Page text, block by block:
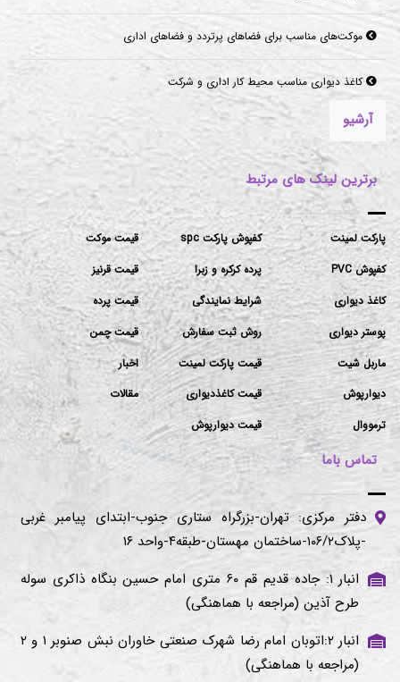
موکت‌های مناسب برای فضاهای پرتردد و فضاهای اداری
کاغذ دیواری مناسب محیط کار اداری و شرکت
آرشیو
برترین لینک های مرتبط
پارکت لمینت
کفپوش PVC
کاغذ دیواری
پوستر دیواری
ماربل شیت
دیوارپوش
ترمووال
کفپوش پارکت spc
پرده کرکره و زبرا
شرایط نمایندگی
روش ثبت سفارش
قیمت پارکت لمینت
قیمت کاغذدیواری
قیمت دیوارپوش
قیمت موکت
قیمت قرنیز
قیمت پرده
قیمت چمن
اخبار
مقالات
تماس باما
دفتر مرکزی: تهران-بزرگراه ستاری جنوب-ابتدای پیامبر غربی
-پلاک۱۰۶/۲-ساختمان مهستان-طبقه۴-واحد ۱۶
انبار ۱: جاده قدیم قم ۶۰ متری امام حسین بنگاه ذاکری سوله
طرح آذین (مراجعه با هماهنگی)
انبار ۲:اتوبان امام رضا شهرک صنعتی خاوران نبش صنوبر ۱ و ۲
(مراجعه با هماهنگی)